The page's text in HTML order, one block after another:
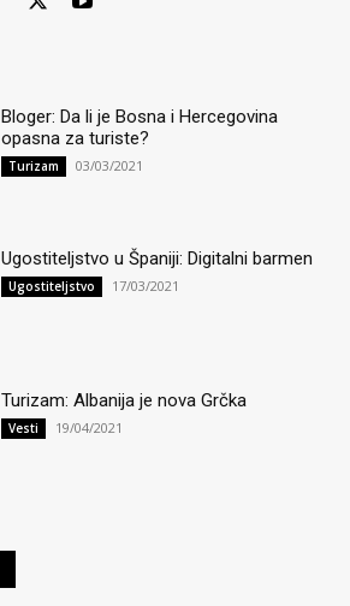
Bloger: Da li je Bosna i Hercegovina
opasna za turiste?
Turizam 03/03/2021
Ugostiteljstvo u Španiji: Digitalni barmen
Ugostiteljstvo 17/03/2021
Turizam: Albanija je nova Grčka
Vesti 19/04/2021